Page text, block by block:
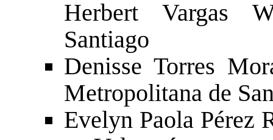
Herbert Vargas
Santiago
Denisse Torres
Metropolitana de
Evelyn Paola Pérez